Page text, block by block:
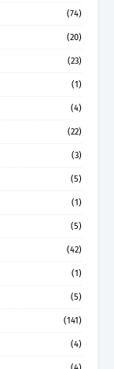
(74)
(20)
(23)
(1)
(4)
(22)
(3)
(5)
(1)
(5)
(42)
(1)
(5)
(141)
(4)